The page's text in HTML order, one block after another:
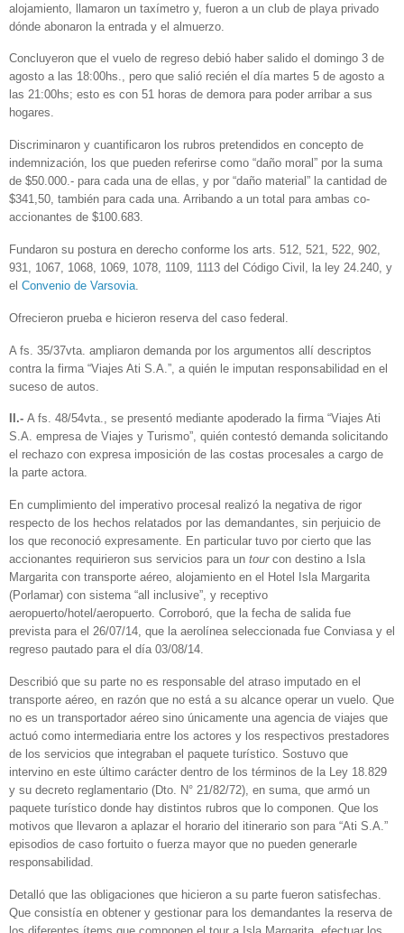
alojamiento, llamaron un taxímetro y, fueron a un club de playa privado
dónde abonaron la entrada y el almuerzo.
Concluyeron que el vuelo de regreso debió haber salido el domingo 3 de
agosto a las 18:00hs., pero que salió recién el día martes 5 de agosto a
las 21:00hs; esto es con 51 horas de demora para poder arribar a sus
hogares.
Discriminaron y cuantificaron los rubros pretendidos en concepto de
indemnización, los que pueden referirse como “daño moral” por la suma
de $50.000.- para cada una de ellas, y por “daño material” la cantidad de
$341,50, también para cada una. Arribando a un total para ambas co-
accionantes de $100.683.
Fundaron su postura en derecho conforme los arts. 512, 521, 522, 902,
931, 1067, 1068, 1069, 1078, 1109, 1113 del Código Civil, la ley 24.240, y
el Convenio de Varsovia.
Ofrecieron prueba e hicieron reserva del caso federal.
A fs. 35/37vta. ampliaron demanda por los argumentos allí descriptos
contra la firma “Viajes Ati S.A.”, a quién le imputan responsabilidad en el
suceso de autos.
II.- A fs. 48/54vta., se presentó mediante apoderado la firma “Viajes Ati
S.A. empresa de Viajes y Turismo”, quién contestó demanda solicitando
el rechazo con expresa imposición de las costas procesales a cargo de
la parte actora.
En cumplimiento del imperativo procesal realizó la negativa de rigor
respecto de los hechos relatados por las demandantes, sin perjuicio de
los que reconoció expresamente. En particular tuvo por cierto que las
accionantes requirieron sus servicios para un tour con destino a Isla
Margarita con transporte aéreo, alojamiento en el Hotel Isla Margarita
(Porlamar) con sistema “all inclusive”, y receptivo
aeropuerto/hotel/aeropuerto. Corroboró, que la fecha de salida fue
prevista para el 26/07/14, que la aerolínea seleccionada fue Conviasa y el
regreso pautado para el día 03/08/14.
Describió que su parte no es responsable del atraso imputado en el
transporte aéreo, en razón que no está a su alcance operar un vuelo. Que
no es un transportador aéreo sino únicamente una agencia de viajes que
actuó como intermediaria entre los actores y los respectivos prestadores
de los servicios que integraban el paquete turístico. Sostuvo que
intervino en este último carácter dentro de los términos de la Ley 18.829
y su decreto reglamentario (Dto. N° 21/82/72), en suma, que armó un
paquete turístico donde hay distintos rubros que lo componen. Que los
motivos que llevaron a aplazar el horario del itinerario son para “Ati S.A.”
episodios de caso fortuito o fuerza mayor que no pueden generarle
responsabilidad.
Detalló que las obligaciones que hicieron a su parte fueron satisfechas.
Que consistía en obtener y gestionar para los demandantes la reserva de